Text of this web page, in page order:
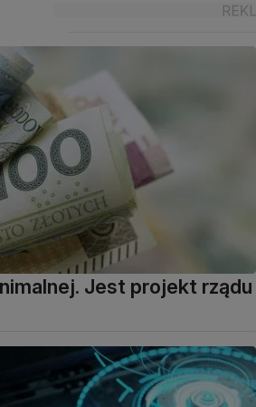
Jest projekt rządu